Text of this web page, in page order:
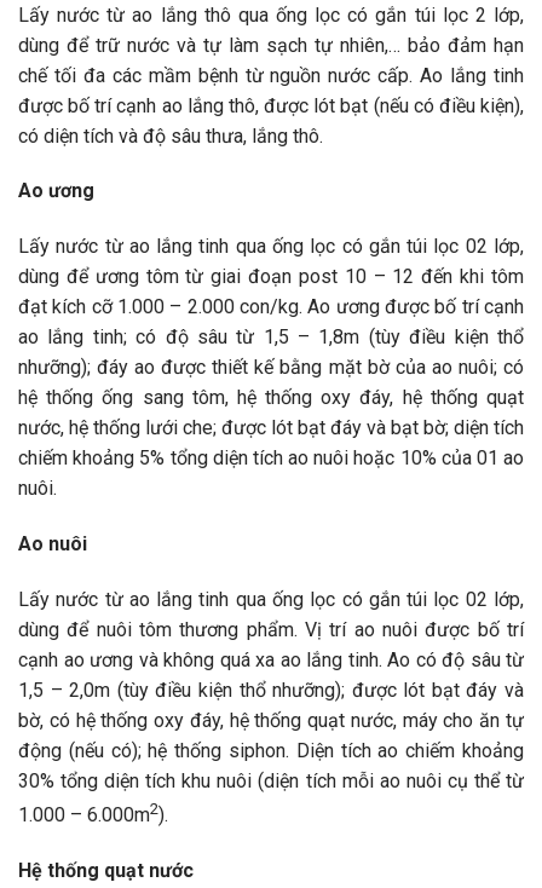
Lấy nước từ ao lắng thô qua ống lọc có gắn túi lọc 2 lớp,
dùng để trữ nước và tự làm sạch tự nhiên,… bảo đảm hạn
chế tối đa các mầm bệnh từ nguồn nước cấp. Ao lắng tinh
được bố trí cạnh ao lắng thô, được lót bạt (nếu có điều kiện),
có diện tích và độ sâu thưa, lắng thô.
Ao ương
Lấy nước từ ao lắng tinh qua ống lọc có gắn túi lọc 02 lớp,
dùng để ương tôm từ giai đoạn post 10 – 12 đến khi tôm
đạt kích cỡ 1.000 – 2.000 con/kg. Ao ương được bố trí cạnh
ao lắng tinh; có độ sâu từ 1,5 – 1,8m (tùy điều kiện thổ
nhưỡng); đáy ao được thiết kế bằng mặt bờ của ao nuôi; có
hệ thống ống sang tôm, hệ thống oxy đáy, hệ thống quạt
nước, hệ thống lưới che; được lót bạt đáy và bạt bờ; diện tích
chiếm khoảng 5% tổng diện tích ao nuôi hoặc 10% của 01 ao
nuôi.
Ao nuôi
Lấy nước từ ao lắng tinh qua ống lọc có gắn túi lọc 02 lớp,
dùng để nuôi tôm thương phẩm. Vị trí ao nuôi được bố trí
cạnh ao ương và không quá xa ao lắng tinh. Ao có độ sâu từ
1,5 – 2,0m (tùy điều kiện thổ nhưỡng); được lót bạt đáy và
bờ, có hệ thống oxy đáy, hệ thống quạt nước, máy cho ăn tự
động (nếu có); hệ thống siphon. Diện tích ao chiếm khoảng
30% tổng diện tích khu nuôi (diện tích mỗi ao nuôi cụ thể từ
1.000 – 6.000m2).
Hệ thống quạt nước